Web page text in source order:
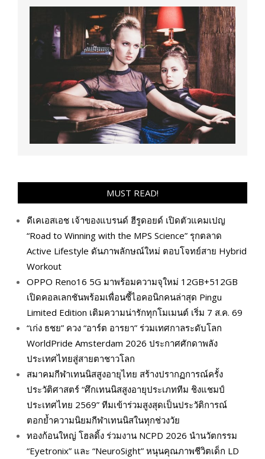
MUST READ!
ดีเคเอสเอช เจ้าของแบรนด์ ฮีรูดอยด์ เปิดตัวแคมเปญ
“Road to Winning with the MPS Science” รุกตลาด
Active Lifestyle ดันภาพลักษณ์ใหม่ ตอบโจทย์สาย Hybrid
Workout
OPPO Reno16 5G มาพร้อมความจุใหม่ 12GB+512GB
เปิดคอลเลกชันพร้อมเพื่อนซี้ไอคอนิกคนล่าสุด Pingu
Limited Edition เติมความน่ารักทุกโมเมนต์ เริ่ม 7 ส.ค. 69
“เก่ง ธชย” ควง “อาร์ต อารยา” ร่วมเทศกาลระดับโลก
WorldPride Amsterdam 2026 ประกาศศักดาพลัง
ประเทศไทยสู่สายตาชาวโลก
สมาคมกีฬาเทนนิสสูงอายุไทย สร้างปรากฏการณ์ครั้ง
ประวัติศาสตร์ “ศึกเทนนิสสูงอายุประเภททีม ชิงแชมป์
ประเทศไทย 2569” ทีมเข้าร่วมสูงสุดเป็นประวัติการณ์
ตอกย้ำความนิยมกีฬาเทนนิสในทุกช่วงวัย
ทองก้อนใหญ่ โฮลดิ้ง ร่วมงาน NCPD 2026 นำนวัตกรรม
“Eyetronix” และ “NeuroSight” หนุนคุณภาพชีวิตเด็ก LD